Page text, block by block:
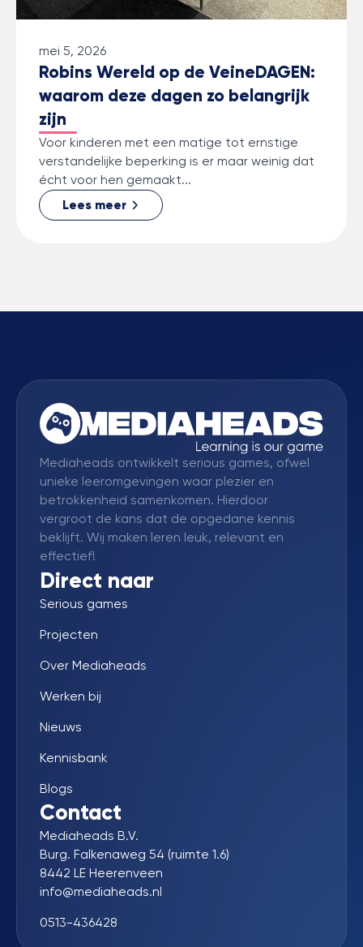
mei 5, 2026
Robins Wereld op de VeineDAGEN:
waarom deze dagen zo belangrijk
zijn
Voor kinderen met een matige tot ernstige
verstandelijke beperking is er maar weinig dat
écht voor hen gemaakt...
Lees meer
Mediaheads ontwikkelt serious games, ofwel
unieke leeromgevingen waar plezier en
betrokkenheid samenkomen. Hierdoor
vergroot de kans dat de opgedane kennis
beklijft. Wij maken leren leuk, relevant en
effectief!
Direct naar
Serious games
Projecten
Over Mediaheads
Werken bij
Nieuws
Kennisbank
Blogs
Contact
Mediaheads B.V.
Burg. Falkenaweg 54 (ruimte 1.6)
8442 LE Heerenveen
info@mediaheads.nl
0513-436428